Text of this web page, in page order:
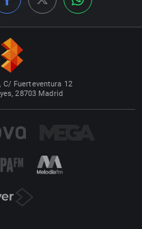
C/ Fuerteventura 12
28703 Madrid